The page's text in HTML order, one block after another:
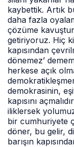
kaybettik. Artık
daha fazla
çözüme
getiriyoruz. Hiç
kapısından
dönemez’
herkese açık
demokrasinin,
kapısını
iliklersek
bir cumhuriyete
döner, bu gelir,
barışın